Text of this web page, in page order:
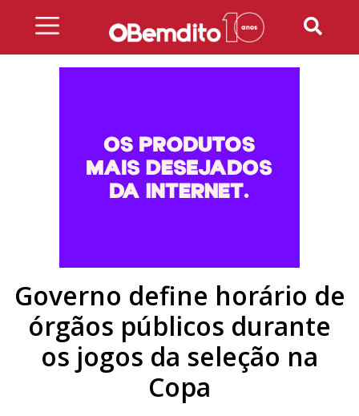
Governo define horário de
órgãos públicos durante
os jogos da seleção na
Copa